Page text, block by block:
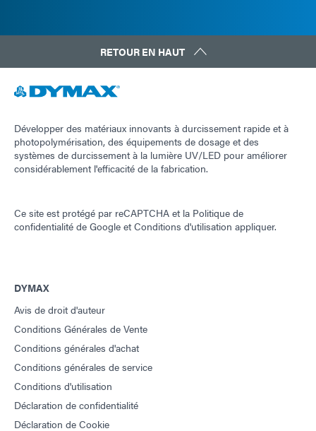
RETOUR EN HAUT
Développer des matériaux innovants à durcissement rapide et à
photopolymérisation, des équipements de dosage et des
systèmes de durcissement à la lumière UV/LED pour améliorer
considérablement l'efficacité de la fabrication.
Ce site est protégé par reCAPTCHA et la Politique de
confidentialité de Google etConditions d'utilisation appliquer.
DYMAX
Avis de droit d'auteur
Conditions Générales de Vente
Conditions générales d'achat
Conditions générales de service
Conditions d'utilisation
Déclaration de confidentialité
Déclaration de Cookie